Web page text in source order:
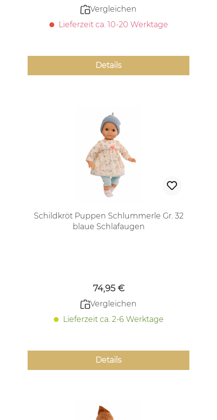
Vergleichen
Lieferzeit ca. 10-20 Werktage
Details
Schildkröt Puppen Schlummerle Gr. 32
blaue Schlafaugen
74,95 €
Vergleichen
Lieferzeit ca. 2-6 Werktage
Details